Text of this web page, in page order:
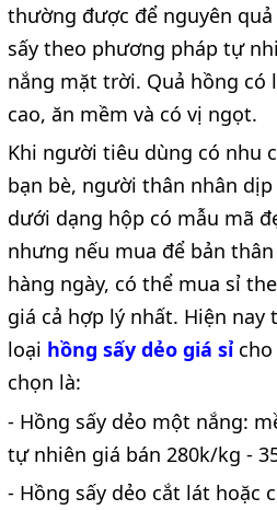
thường được để nguyên
sấy theo phương pháp tự
nắng mặt trời. Quả hồng
cao, ăn mềm và có vị ngọt.
Khi người tiêu dùng có nhu
bạn bè, người thân nhân
dưới dạng hộp có mẫu mã
nhưng nếu mua để bản
hàng ngày, có thể mua sỉ
giá cả hợp lý nhất. Hiện
loại hồng sấy dẻo giá sỉ
chọn là:
- Hồng sấy dẻo một nắng:
tự nhiên giá bán 280k/kg -
- Hồng sấy dẻo cắt lát hoặc